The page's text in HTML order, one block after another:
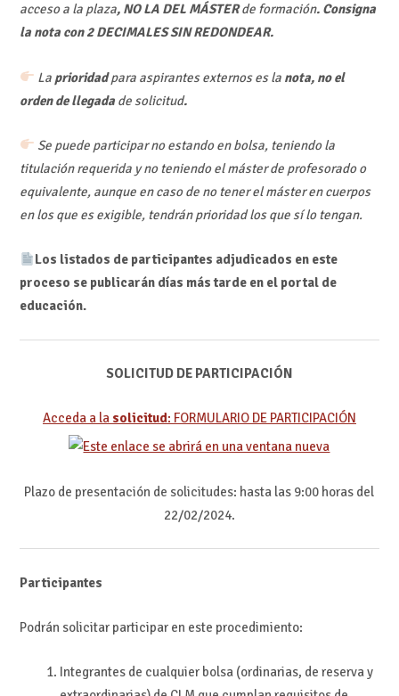
acceso a la plaza, NO LA DEL MÁSTERde formación. Consigna
la nota con2 DECIMALES SIN REDONDEAR.
La prioridadpara aspirantes externos es la nota, no el
orden de llegadade solicitud.
Se puede participar no estando en bolsa, teniendo la
titulación requerida y no teniendo el máster de profesorado o
equivalente, aunque en caso de no tener el máster en cuerpos
en los que es exigible, tendrán prioridad los que sí lo tengan.
Los listados de participantes adjudicados en este
proceso se publicarán días más tarde en el portal de
educación.
SOLICITUD DE PARTICIPACIÓN
Acceda a la solicitud: FORMULARIO DE PARTICIPACIÓN
Plazo de presentación de solicitudes: hasta las 9:00 horas del
22/02/2024.
Participantes
Podrán solicitar participar en este procedimiento:
Integrantes de cualquier bolsa (ordinarias, de reserva y